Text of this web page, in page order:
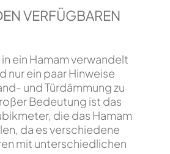
VERFÜGBAREN
in ein Hamam verwandelt
nur ein paar Hinweise
und Türdämmung zu
Bedeutung ist das
die das Hamam
da es verschiedene
mit unterschiedlichen